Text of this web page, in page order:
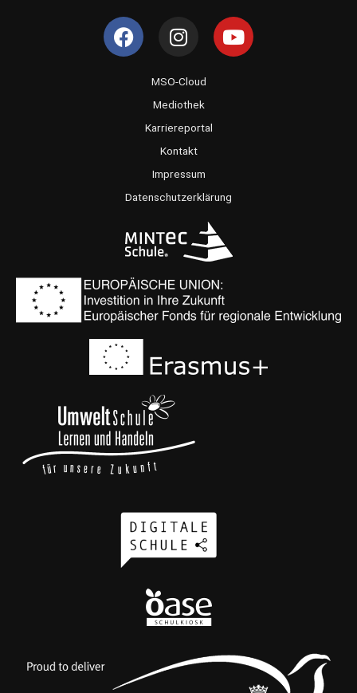
F
a
I
n
t
a
g
r
m
Y
o
MSO-Cloud
Mediothek
Karriereportal
Kontakt
Impressum
Datenschutzerklärung